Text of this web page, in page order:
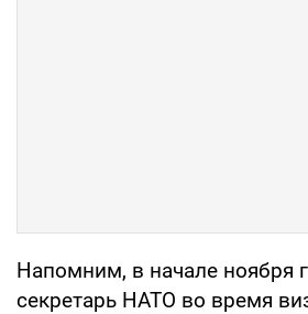
Напомним, в начале ноября
секретарь НАТО во время